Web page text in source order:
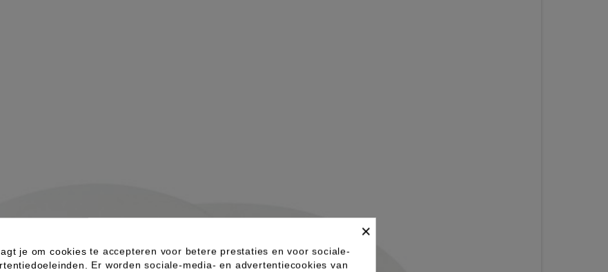
×
je om cookies te accepteren voor betere prestaties en voor sociale-
Er worden sociale-media- en advertentiecookies van